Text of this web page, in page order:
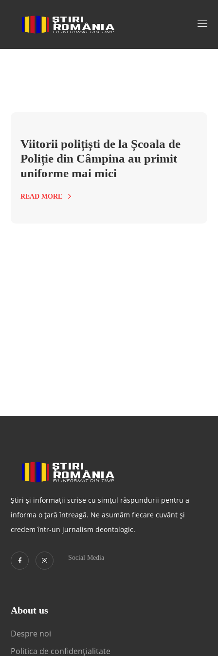
scoala de politie vasile lascar Tag
Viitorii polițiști de la Școala de
Poliție din Câmpina au primit
uniforme mai mici
READ MORE
Știri și informații scrise cu simțul răspundurii pentru a
informa o țară întreagă. Ne asumăm fiecare cuvânt și
credem într-un jurnalism deontologic.
Social Media
About us
Despre noi
Politica de confidențialitate